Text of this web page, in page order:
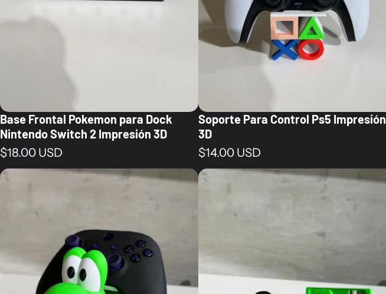
Base Frontal Pokemon para Dock
Nintendo Switch 2 Impresión 3D
Precio normal
$18.00 USD
Soporte Para Control Ps5 Impresión
3D
Precio normal
$14.00 USD